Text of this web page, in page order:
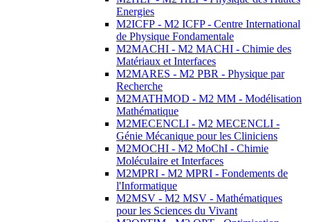
Energies
M2ICFP - M2 ICFP - Centre International
de Physique Fondamentale
M2MACHI - M2 MACHI - Chimie des
Matériaux et Interfaces
M2MARES - M2 PBR - Physique par
Recherche
M2MATHMOD - M2 MM - Modélisation
Mathématique
M2MECENCLI - M2 MECENCLI -
Génie Mécanique pour les Cliniciens
M2MOCHI - M2 MoChI - Chimie
Moléculaire et Interfaces
M2MPRI - M2 MPRI - Fondements de
l'Informatique
M2MSV - M2 MSV - Mathématiques
pour les Sciences du Vivant